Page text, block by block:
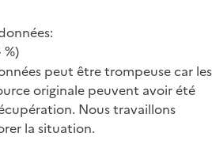
%)
peut être trompeuse car les
originale peuvent avoir été
Nous travaillons
la situation.